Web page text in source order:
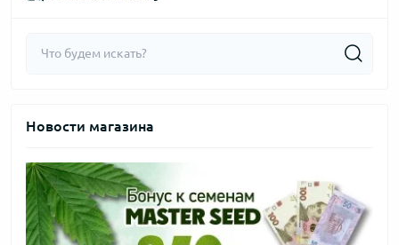
2022 год
2021 год
2020 год
Новости магазина